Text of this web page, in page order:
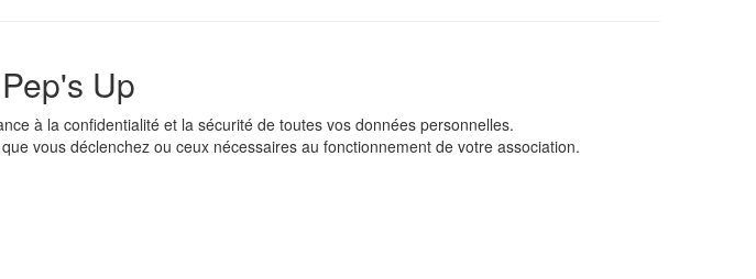
Up
à la confidentialité et la sécurité de toutes vos données personnelles.
vous déclenchez ou ceux nécessaires au fonctionnement de votre association.